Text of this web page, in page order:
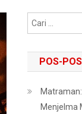
POS-
Menjelma